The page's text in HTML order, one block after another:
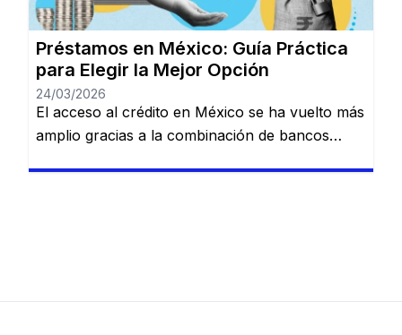
reglas del juego crediticio local. 1. […]
Préstamos en México: Guía Práctica
para Elegir la Mejor Opción
24/03/2026
El acceso al crédito en México se ha vuelto más
amplio gracias a la combinación de bancos
decisiones responsables. ¿Qué tipos de […]